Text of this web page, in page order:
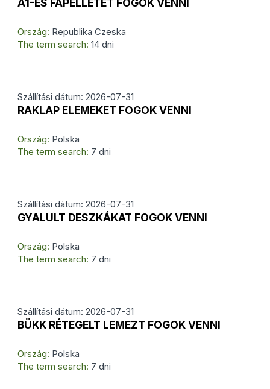
A1-ES FAPELLETET FOGOK VENNI
Ország: Republika Czeska
The term search: 14 dni
Szállítási dátum: 2026-07-31
RAKLAP ELEMEKET FOGOK VENNI
Ország: Polska
The term search: 7 dni
Szállítási dátum: 2026-07-31
GYALULT DESZKÁKAT FOGOK VENNI
Ország: Polska
The term search: 7 dni
Szállítási dátum: 2026-07-31
BÜKK RÉTEGELT LEMEZT FOGOK VENNI
Ország: Polska
The term search: 7 dni